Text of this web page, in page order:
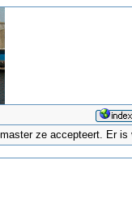
ze accepteert. Er